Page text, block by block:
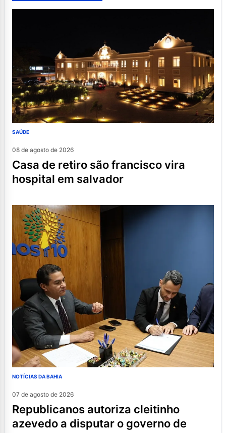
SAÚDE
08 de agosto de 2026
casa de retiro são francisco vira
hospital em salvador
NOTÍCIAS DA BAHIA
07 de agosto de 2026
republicanos autoriza cleitinho
azevedo a disputar o governo de